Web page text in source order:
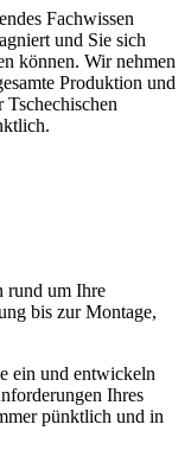
Fachwissen
und Sie sich
können. Wir nehmen
Produktion und
Tschechischen
rund um Ihre
bis zur Montage,
ein und entwickeln
Ihres
pünktlich und in